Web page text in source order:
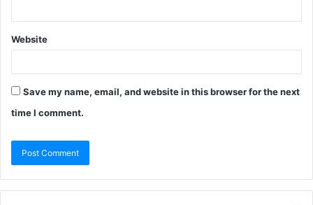
Website
Save my name, email, and website in this browser for the next
time I comment.